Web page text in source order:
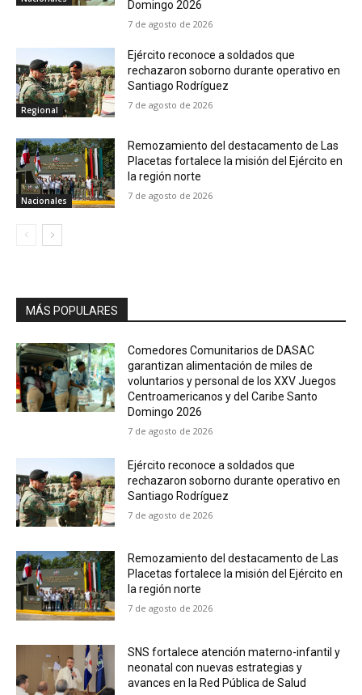
Domingo 2026
7 de agosto de 2026
Regional
Ejército reconoce a soldados que
rechazaron soborno durante operativo en
Santiago Rodríguez
7 de agosto de 2026
Nacionales
Remozamiento del destacamento de Las
Placetas fortalece la misión del Ejército en
la región norte
7 de agosto de 2026
MÁS POPULARES
Comedores Comunitarios de DASAC
garantizan alimentación de miles de
voluntarios y personal de los XXV Juegos
Centroamericanos y del Caribe Santo
Domingo 2026
7 de agosto de 2026
Ejército reconoce a soldados que
rechazaron soborno durante operativo en
Santiago Rodríguez
7 de agosto de 2026
Remozamiento del destacamento de Las
Placetas fortalece la misión del Ejército en
la región norte
7 de agosto de 2026
SNS fortalece atención materno-infantil y
neonatal con nuevas estrategias y
avances en la Red Pública de Salud